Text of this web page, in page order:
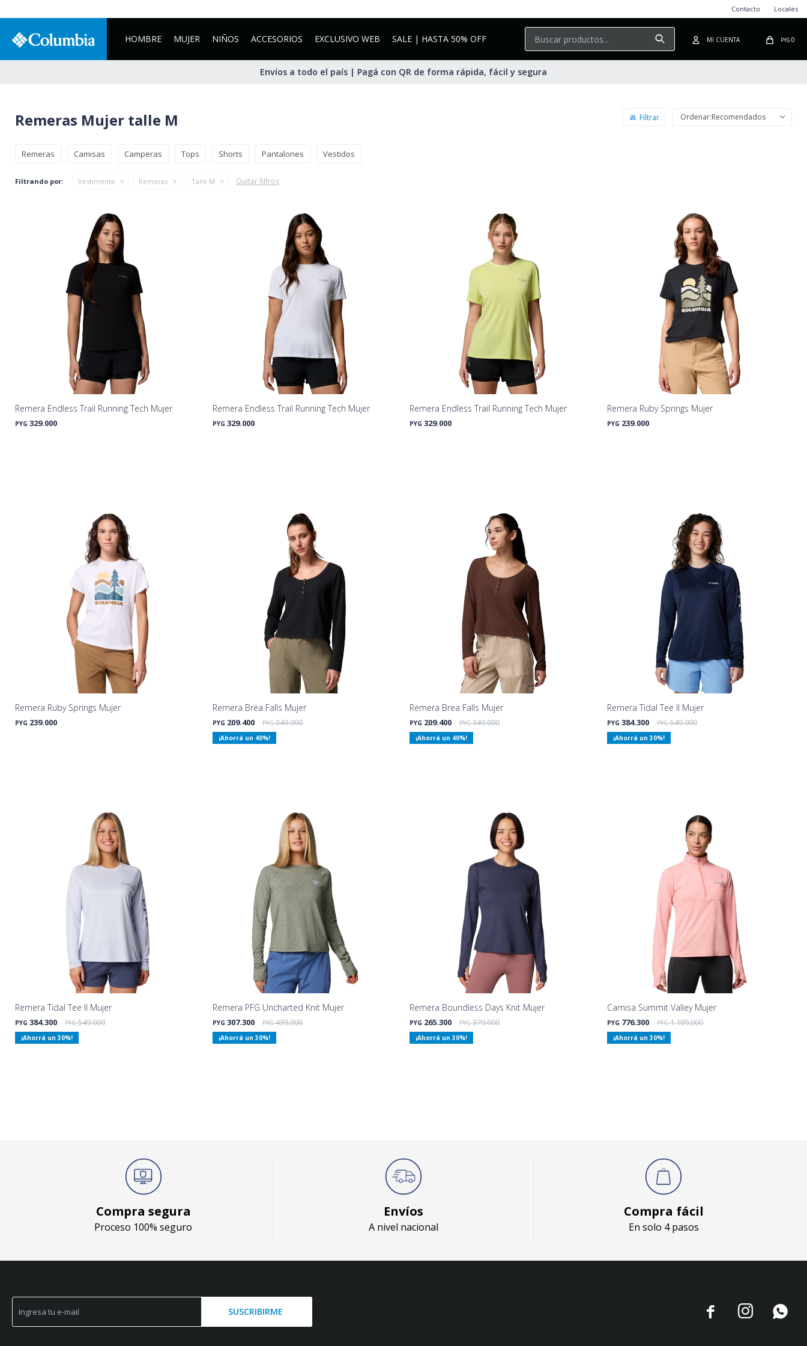
HOMBRE MUJER NIÑOS ACCESORIOS EXCLUSIVO WEB SALE | HASTA 50% OFF PYG 0
Contacto Locales
Envíos a todo el país | Pagá con QR de forma rápida, fácil y segura
Remeras Mujer talle M Recomendados
Remeras Camisas Camperas Tops Shorts Pantalones Vestidos
Filtrando por: Vestimenta Remeras Talle M Quitar filtros
Remera Endless Trail Running Tech Mujer
PYG 329.000
Remera Endless Trail Running Tech Mujer
PYG 329.000
Remera Endless Trail Running Tech Mujer
PYG 329.000
Remera Ruby Springs Mujer
PYG 239.000
Remera Ruby Springs Mujer
PYG 239.000
Remera Brea Falls Mujer
PYG 209.400 PYG 349.000
40
Remera Brea Falls Mujer
PYG 209.400 PYG 349.000
40
Remera Tidal Tee II Mujer
PYG 384.300 PYG 549.000
30
Remera Tidal Tee II Mujer
PYG 384.300 PYG 549.000
30
Remera PFG Uncharted Knit Mujer
PYG 307.300 PYG 439.000
30
Remera Boundless Days Knit Mujer
PYG 265.300 PYG 379.000
30
Camisa Summit Valley Mujer
PYG 776.300 PYG 1.109.000
30
Compra segura
Proceso 100% seguro
Envíos
A nivel nacional
Compra fácil
En solo 4 pasos
SUSCRIBIRME   